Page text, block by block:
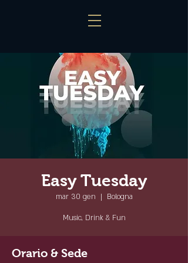
Easy Tuesday
mar 30 gen
  |
Bologna
Music, Drink & Fun
Orario & Sede